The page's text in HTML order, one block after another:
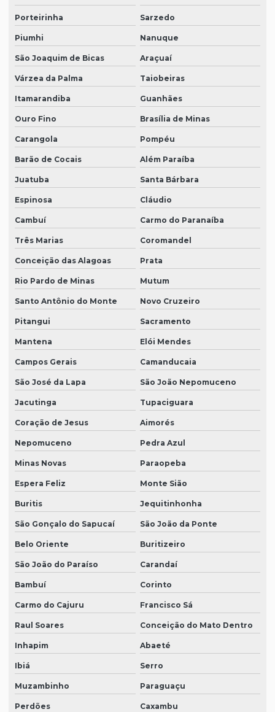
Porteirinha Sarzedo
Piumhi Nanuque
São Joaquim de Bicas Araçuaí
Várzea da Palma Taiobeiras
Itamarandiba Guanhães
Ouro Fino Brasília de Minas
Carangola Pompéu
Barão de Cocais Além Paraíba
Juatuba Santa Bárbara
Espinosa Cláudio
Cambuí Carmo do Paranaíba
Três Marias Coromandel
Conceição das Alagoas Prata
Rio Pardo de Minas Mutum
Santo Antônio do Monte Novo Cruzeiro
Pitangui Sacramento
Mantena Elói Mendes
Campos Gerais Camanducaia
São José da Lapa São João Nepomuceno
Jacutinga Tupaciguara
Coração de Jesus Aimorés
Nepomuceno Pedra Azul
Minas Novas Paraopeba
Espera Feliz Monte Sião
Buritis Jequitinhonha
São Gonçalo do Sapucaí São João da Ponte
Belo Oriente Buritizeiro
São João do Paraíso Carandaí
Bambuí Corinto
Carmo do Cajuru Francisco Sá
Raul Soares Conceição do Mato Dentro
Inhapim Abaeté
Ibiá Serro
Muzambinho Paraguaçu
Perdões Caxambu